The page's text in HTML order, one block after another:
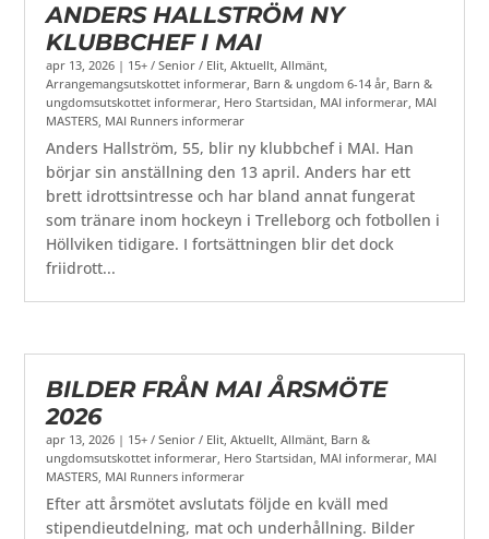
ANDERS HALLSTRÖM NY
KLUBBCHEF I MAI
apr 13, 2026 | 15+ / Senior / Elit,Aktuellt,Allmänt,
Arrangemangsutskottet informerar, Barn & ungdom 6-14 år, Barn &
ungdomsutskottet informerar, Hero Startsidan, MAI informerar, MAI
MASTERS, MAI Runners informerar
Anders Hallström, 55, blir ny klubbchef i MAI. Han
börjar sin anställning den 13 april. Anders har ett
brett idrottsintresse och har bland annat fungerat
som tränare inom hockeyn i Trelleborg och fotbollen i
Höllviken tidigare. I fortsättningen blir det dock
friidrott...
BILDER FRÅN MAI ÅRSMÖTE
2026
apr 13, 2026 | 15+ / Senior / Elit ,Aktuellt ,Allmänt Barn &
ungdomsutskottet informerar Hero Startsidan MAI informerar MAI
MASTERS MAI Runners informerar
Efter att årsmötet avslutats följde en kväll med
stipendieutdelning, mat och underhållning. Bilder